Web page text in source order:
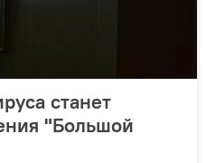
станет
"Большой